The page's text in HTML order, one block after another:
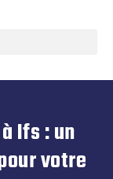
Ifs : un
votre